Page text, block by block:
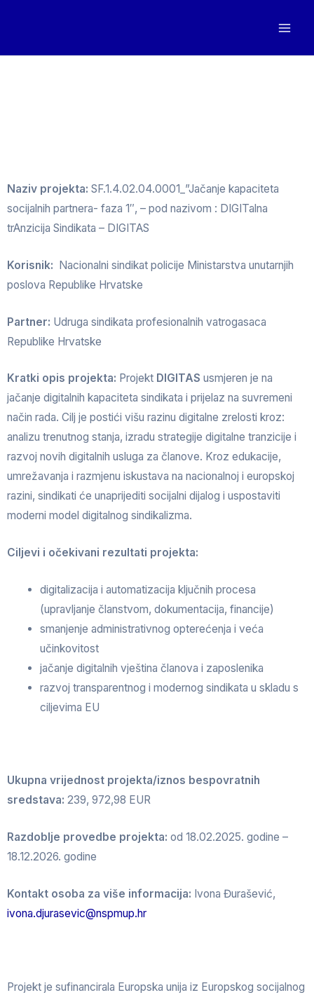
Naziv projekta: SF.1.4.02.04.0001_”Jačanje kapaciteta
socijalnih partnera- faza 1″, – pod nazivom : DIGITalna
trAnzicija Sindikata – DIGITAS
Korisnik: Nacionalni sindikat policije Ministarstva unutarnjih
poslova Republike Hrvatske
Partner: Udruga sindikata profesionalnih vatrogasaca
Republike Hrvatske
Kratki opis projekta: Projekt DIGITAS usmjeren je na
jačanje digitalnih kapaciteta sindikata i prijelaz na suvremeni
način rada. Cilj je postići višu razinu digitalne zrelosti kroz:
analizu trenutnog stanja, izradu strategije digitalne tranzicije i
razvoj novih digitalnih usluga za članove. Kroz edukacije,
umrežavanja i razmjenu iskustava na nacionalnoj i europskoj
razini, sindikati će unaprijediti socijalni dijalog i uspostaviti
moderni model digitalnog sindikalizma.
Ciljevi i očekivani rezultati projekta:
digitalizacija i automatizacija ključnih procesa
(upravljanje članstvom, dokumentacija, financije)
smanjenje administrativnog opterećenja i veća
učinkovitost
jačanje digitalnih vještina članova i zaposlenika
razvoj transparentnog i modernog sindikata u skladu s
ciljevima EU
Ukupna vrijednost projekta/iznos bespovratnih
sredstava: 239, 972,98 EUR
Razdoblje provedbe projekta: od 18.02.2025. godine –
18.12.2026. godine
Kontakt osoba za više informacija: Ivona Đurašević,
ivona.djurasevic@nspmup.hr
Projekt je sufinancirala Europska unija iz Europskog socijalnog